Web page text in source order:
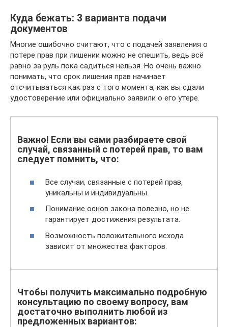
Куда бежать: 3 варианта подачи
документов
Многие ошибочно считают, что с подачей заявления о
потере прав при лишении можно не спешить, ведь всё
равно за руль пока садиться нельзя. Но очень важно
понимать, что срок лишения прав начинает
отсчитываться как раз с того момента, как вы сдали
удостоверение или официально заявили о его утере.
Важно! Если вы сами разбираете свой
случай, связанный с потерей прав, то вам
следует помнить, что:
Все случаи, связанные с потерей прав,
уникальны и индивидуальны.
Понимание основ закона полезно, но не
гарантирует достижения результата.
Возможность положительного исхода
зависит от множества факторов.
Чтобы получить максимально подробную
консультацию по своему вопросу, вам
достаточно выполнить любой из
предложенных вариантов: